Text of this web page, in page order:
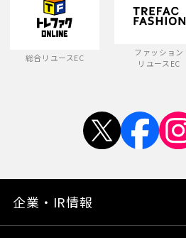
総合リユースEC
ファッション
リユースEC
企業・IR情報